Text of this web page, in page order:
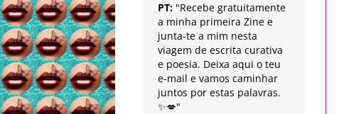
PT: "Recebe gratuitamente
a minha primeira Zine e
junta-te a mim nesta
viagem de escrita curativa
e poesia. Deixa aqui o teu
e-mail e vamos caminhar
juntos por estas palavras.
✨💋"